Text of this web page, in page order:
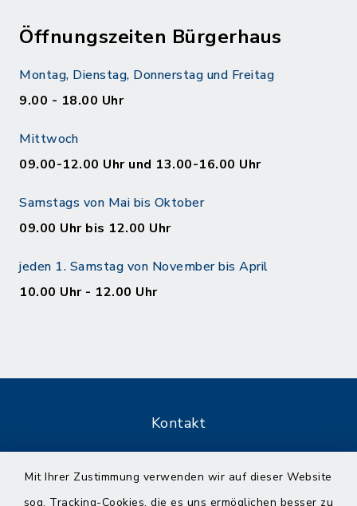
Mit Ihrer Zustimmung verwenden wir auf dieser Website
sog. Tracking-Cookies, die es uns ermöglichen besser zu
Öffnungszeiten Bürgerhaus
Montag, Dienstag, Donnerstag und Freitag
9.00 - 18.00 Uhr
Mittwoch
09.00-12.00 Uhr und 13.00-16.00 Uhr
Samstags von Mai bis Oktober
09.00 Uhr bis 12.00 Uhr
jeden 1. Samstag von November bis April
10.00 Uhr - 12.00 Uhr
Kontakt